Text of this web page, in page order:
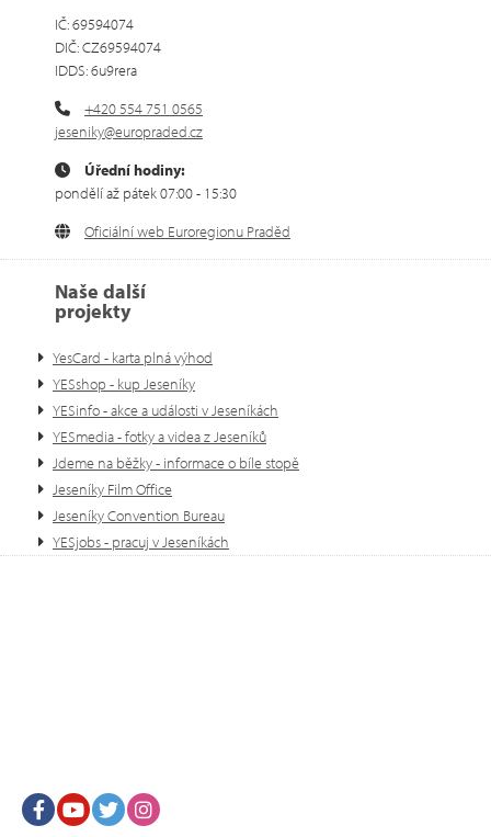
IČ: 69594074
DIČ: CZ69594074
IDDS: 6u9rera
+420 554 751 0565
jeseniky@europraded.cz
Úřední hodiny:
pondělí až pátek 07:00 - 15:30
Oficiální web Euroregionu Praděd
Naše další
projekty
YesCard - karta plná výhod
YESshop - kup Jeseníky
YESinfo - akce a události v Jeseníkách
YESmedia - fotky a videa z Jeseníků
Jdeme na běžky - informace o bíle stopě
Jeseníky Film Office
Jeseníky Convention Bureau
YESjobs - pracuj v Jeseníkách
FacebookYoutubeTwitter